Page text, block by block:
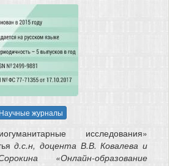
Научные журналы
исследования»
д.с.н, доцента В.В. Ковалева и
«Онлайн-образование